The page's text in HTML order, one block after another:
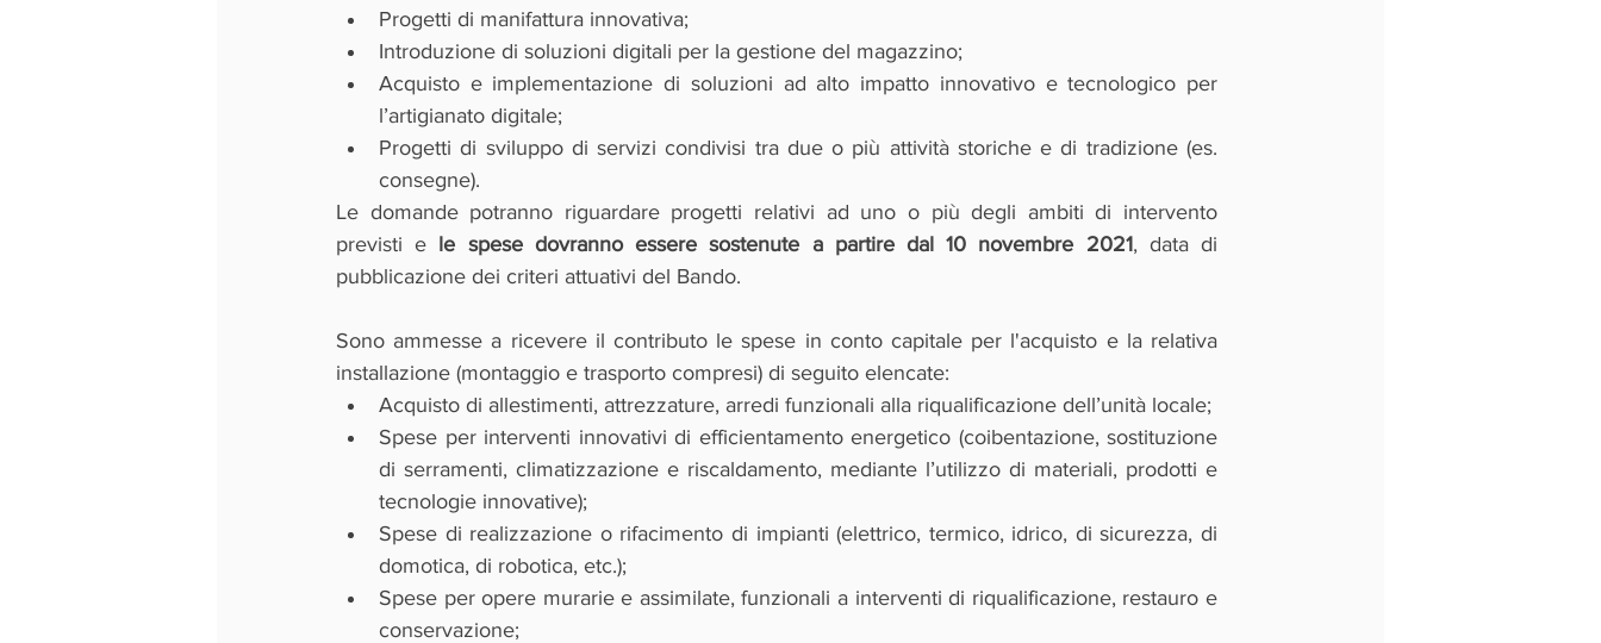
Progetti di manifattura innovativa;
Introduzione di soluzioni digitali per la gestione del magazzino;
Acquisto e implementazione di soluzioni ad alto impatto innovativo e tecnologico per
l’artigianato digitale;
Progetti di sviluppo di servizi condivisi tra due o più attività storiche e di tradizione (es.
consegne).
Le domande potranno riguardare progetti relativi ad uno o più degli ambiti di intervento
previsti e le spese dovranno essere sostenute a partire dal 10 novembre 2021, data di
pubblicazione dei criteri attuativi del Bando.
Sono ammesse a ricevere il contributo le spese in conto capitale per l'acquisto e la relativa
installazione (montaggio e trasporto compresi) di seguito elencate:
Acquisto di allestimenti, attrezzature, arredi funzionali alla riqualificazione dell’unità locale;
Spese per interventi innovativi di efficientamento energetico (coibentazione, sostituzione
di serramenti, climatizzazione e riscaldamento, mediante l’utilizzo di materiali, prodotti e
tecnologie innovative);
Spese di realizzazione o rifacimento di impianti (elettrico, termico, idrico, di sicurezza, di
domotica, di robotica, etc.);
Spese per opere murarie e assimilate, funzionali a interventi di riqualificazione, restauro e
conservazione;